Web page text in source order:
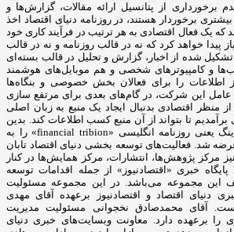
برخورداری از پتانسیل ارائه مقالات، گزارش‌ها و
برخوردار هستند، در روزنامه دنیای اقتصاد اخذ
یک فعال اقتصادی به هر ترتیب در فرآیند کاری خود
پیدا خواهد کرد که نه در قالب روزنامه و نه در قالب
شده از اخبار، گزارش و تحلیل در قالب بسته‌ای
و کامپیوترهای شخصی و هم موبایل‌های هوشمند
اطلاعات را برای فعالان بخش خصوصی و بنگاه‌ها
عامل این شرکت، در گام‌های بعدی برای مرتفع سازی
منظر اقتصادی بدنبال ایجاد یک منبع به زبان اصلی
تا بتواند از آن منبع کسب اطلاعات کند. بدین
ترتیب، یکی از اجزای هلدینگ یعنی روزنامه انگلیسی «financial tribion» را به
عرضه شد. فعالیت‌های توسعه بخشی دنیای اقتصاد تابان
مرکز پژوهش‌ها، انتشارات، مرکز همایش‌ها در کنار
پایگاه خبری «اقتصادنیوز» از جمله اقدامات توسعه
این مجموعه می‌باشد. در این مجموعه مسئولیت
دنیای اقتصاد و اقتصادنیوز برعهده آقای مهدی
آقای محمدصادق نخجوانی مسئولیت مدیریت
برعهده دارد. معاونت وبسایت‌های خبری دنیای